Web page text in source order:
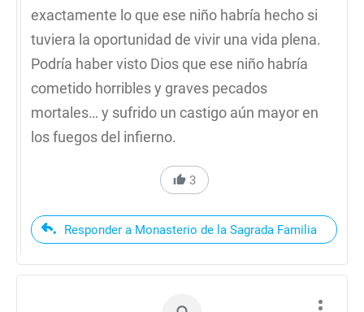
exactamente lo que ese niño habría hecho si
tuviera la oportunidad de vivir una vida plena.
Podría haber visto Dios que ese niño habría
cometido horribles y graves pecados
mortales… y sufrido un castigo aún mayor en
los fuegos del infierno.
3
Responder a Monasterio de la Sagrada Familia